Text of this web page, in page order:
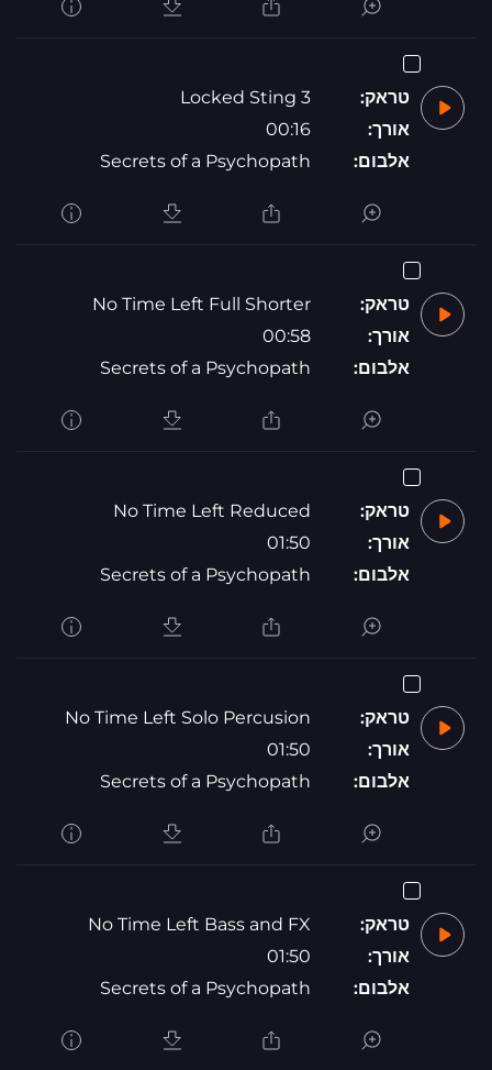
טראק:
Locked Sting 3
אורך:
00:16
אלבום:
Secrets of a Psychopath
טראק:
No Time Left Full Shorter
אורך:
00:58
אלבום:
Secrets of a Psychopath
טראק:
No Time Left Reduced
אורך:
01:50
אלבום:
Secrets of a Psychopath
טראק:
No Time Left Solo Percusion
אורך:
01:50
אלבום:
Secrets of a Psychopath
טראק:
No Time Left Bass and FX
אורך:
01:50
אלבום:
Secrets of a Psychopath